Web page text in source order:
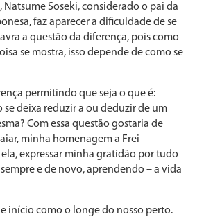
Natsume Soseki, considerado o pai da
faz aparecer a dificuldade de se
a questão da diferença, pois como
se mostra, isso depende de como se
permitindo que seja o que é:
se deixa reduzir a ou deduzir de um
Com essa questão gostaria de
minha homenagem a Frei
ela, expressar minha gratidão por tudo
e de novo, aprendendo – a vida
início como o longe do nosso perto.